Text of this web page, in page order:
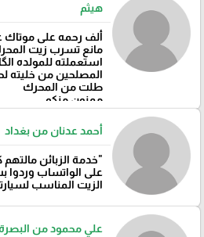
هيثم
ألف رحمه على موتاك
مانع تسرب زيت
استعملته للمولده
المصلحين من خليته
طلت من المحرك
ممنون منكم
أحمد عدنان من بغداد
"خدمة الزبائن
على الواتساب وردوا
الزيت المناسب
علي محمود من